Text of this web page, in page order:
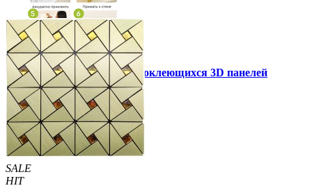
Инструкция установки самоклеющихся 3D панелей
Другие так же купили
SALE
HIT